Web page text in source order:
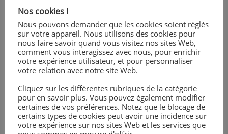
Voyage à Madrid
Posté29 avril 2026 par Laurence Bouthemy
Nos cookies !
Nous pouvons demander que les cookies soient réglés
sur votre appareil. Nous utilisons des cookies pour
nous faire savoir quand vous visitez nos sites Web,
comment vous interagissez avec nous, pour enrichir
votre expérience utilisateur, et pour personnaliser
votre relation avec notre site Web.
Cliquez sur les différentes rubriques de la catégorie
pour en savoir plus. Vous pouvez également modifier
certaines de vos préférences. Notez que le blocage de
certains types de cookies peut avoir une incidence sur
votre expérience sur nos sites Web et les services que